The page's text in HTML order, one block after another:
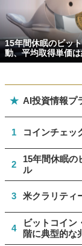
15年間休眠のビッ
動、平均取得単価
★ AI投資情報プ
1 コインチェッ
2
15年間休眠の
ル
3 米クラリティ
4
ビットコイン
階に典型的な